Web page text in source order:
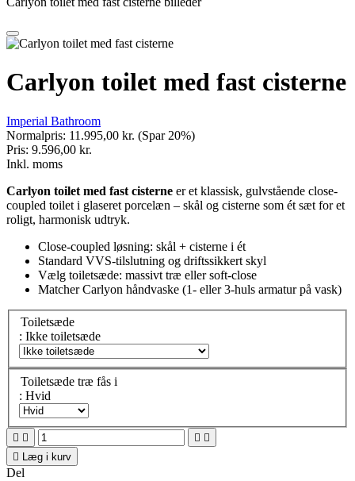
Carlyon toilet med fast cisterne
Imperial Bathroom
Normalpris: 11.995,00 kr. (Spar 20%)
Pris: 9.596,00 kr.
Inkl. moms
Carlyon toilet med fast cisterne er et klassisk, gulvstående close-
coupled toilet i glaseret porcelæn – skål og cisterne som ét sæt for et
roligt, harmonisk udtryk.
Close-coupled løsning: skål + cisterne i ét
Standard VVS-tilslutning og driftssikkert skyl
Vælg toiletsæde: massivt træ eller soft-close
Matcher Carlyon håndvaske (1- eller 3-huls armatur på vask)
Toiletsæde
: Ikke toiletsæde
Toiletsæde træ fås i
: Hvid
   
 Læg i kurv
Del